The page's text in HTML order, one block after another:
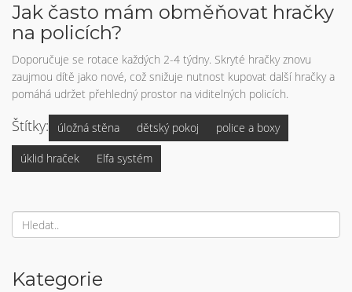
Jak často mám obměňovat hračky
na policích?
Doporučuje se rotace každých 2-4 týdny. Skryté hračky znovu
zaujmou dítě jako nové, což snižuje nutnost kupovat další hračky a
pomáhá udržet přehledný prostor na viditelných policích.
Štítky: úložná stěna dětský pokoj police a boxy
úklid hraček Elfa systém
Kategorie